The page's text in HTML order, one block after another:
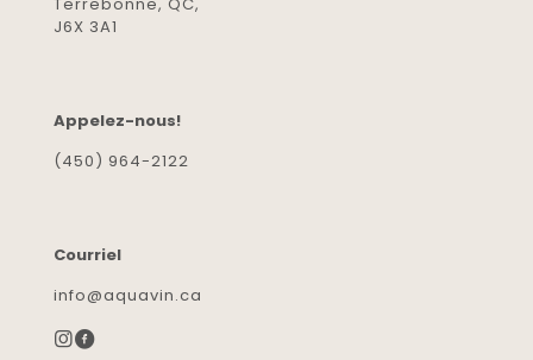
J6X 3A1
Appelez-nous!
(450) 964-2122
Courriel
info@aquavin.ca